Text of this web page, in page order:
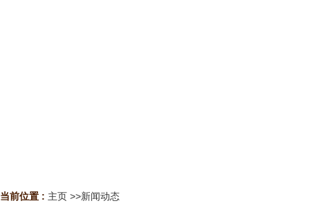
当前位置 : 主页 >>新闻动态